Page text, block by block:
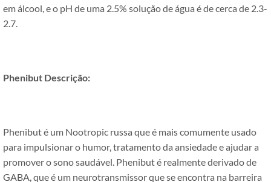
em álcool, e o pH de uma 2.5% solução de água é de cerca de 2.3-
2.7.
Phenibut Descrição:
Phenibut é um Nootropic russa que é mais comumente usado
para impulsionar o humor, tratamento da ansiedade e ajudar a
promover o sono saudável. Phenibut é realmente derivado de
GABA, que é um neurotransmissor que se encontra na barreira